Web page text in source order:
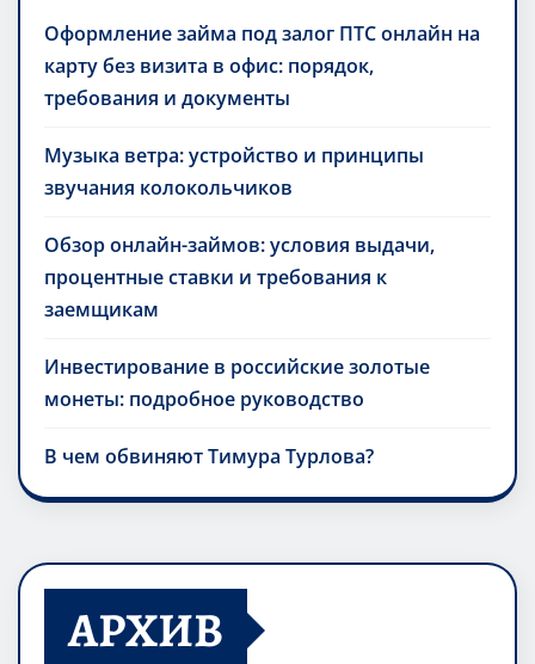
Оформление займа под залог ПТС онлайн на
карту без визита в офис: порядок,
требования и документы
Музыка ветра: устройство и принципы
звучания колокольчиков
Обзор онлайн-займов: условия выдачи,
процентные ставки и требования к
заемщикам
Инвестирование в российские золотые
монеты: подробное руководство
В чем обвиняют Тимура Турлова?
АРХИВ